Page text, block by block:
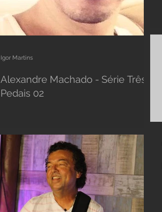
Alexandre Machado - Série Três
Pedais 02
Igor Martins